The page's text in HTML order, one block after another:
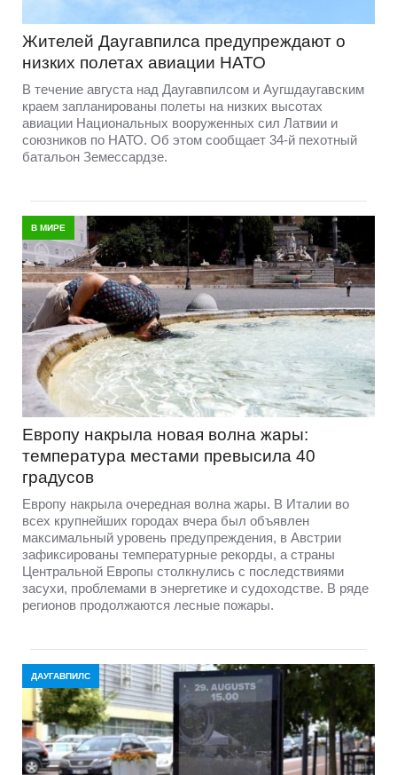
Жителей Даугавпилса предупреждают о
низких полетах авиации НАТО
В течение августа над Даугавпилсом и Аугшдаугавским
краем запланированы полеты на низких высотах
авиации Национальных вооруженных сил Латвии и
союзников по НАТО. Об этом сообщает 34-й пехотный
батальон Земессардзе.
В МИРЕ
Европу накрыла новая волна жары:
температура местами превысила 40
градусов
Европу накрыла очередная волна жары. В Италии во
всех крупнейших городах вчера был объявлен
максимальный уровень предупреждения, в Австрии
зафиксированы температурные рекорды, а страны
Центральной Европы столкнулись с последствиями
засухи, проблемами в энергетике и судоходстве. В ряде
регионов продолжаются лесные пожары.
ДАУГАВПИЛС